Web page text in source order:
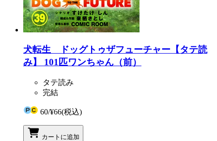
犬転生 ドッグトゥザフューチャー【タテ読
み】 101匹ワンちゃん（前）
タテ読み
完結
60/¥66(税込)
カートに追加